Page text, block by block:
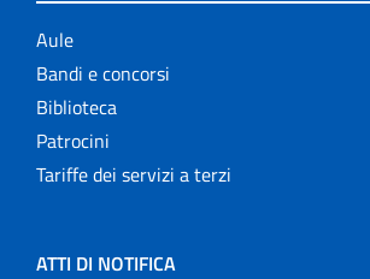
Aule
Bandi e concorsi
Biblioteca
Patrocini
Tariffe dei servizi a terzi
ATTI DI NOTIFICA